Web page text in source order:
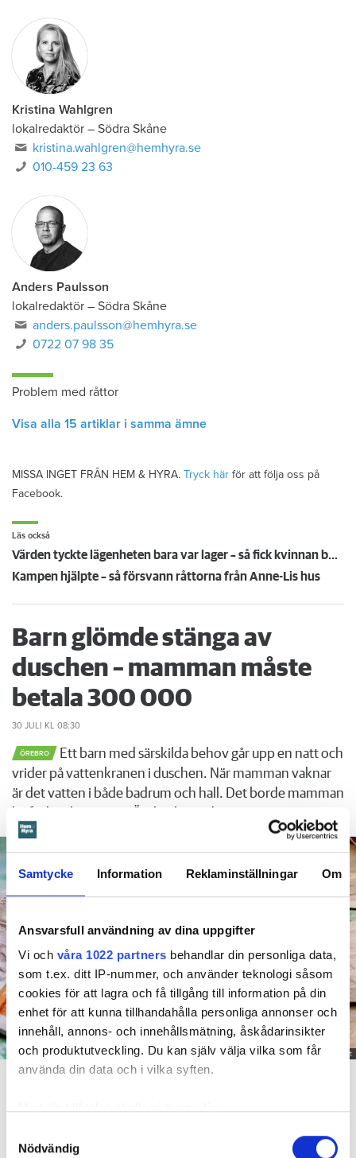
Samtycke Information Reklaminställningar Om
Ansvarsfull användning av dina uppgifter
Vi och våra 1022 partners behandlar din personliga data,
som t.ex. ditt IP-nummer, och använder teknologi såsom
cookies för att lagra och få tillgång till information på din
enhet för att kunna tillhandahålla personliga annonser och
innehåll, annons- och innehållsmätning, åskådarinsikter
och produktutveckling. Du kan själv välja vilka som får
använda din data och i vilka syften.
som kan ha en noggrannhet på upp till flera meter
Nödvändig
Kristina Wahlgren
lokalredaktör – Södra Skåne
kristina.wahlgren@hemhyra.se
010-459 23 63
Anders Paulsson
lokalredaktör – Södra Skåne
anders.paulsson@hemhyra.se
0722 07 98 35
Problem med råttor
Visa alla 15 artiklar i samma ämne
MISSA INGET FRÅN HEM & HYRA. Tryck här för att följa oss på
Facebook.
Läs också
Värden tyckte lägenheten bara var lager – så fick kvinnan bo kvar
Kampen hjälpte – så försvann råttorna från Anne-Lis hus
Barn glömde stänga av
duschen – mamman måste
betala 300 000
30 JULI KL 08:30
ÖREBRO
Ett barn med särskilda behov går upp en natt och
vrider på vattenkranen i duschen. När mamman vaknar
är det vatten i både badrum och hall. Det borde mamman
Foto: Getty/ Tommy Andersson/ Anna Rytterbrant
En mamma får betala 300 000 kronor efter att ett barn satt på en vattenkran. Arkivbild